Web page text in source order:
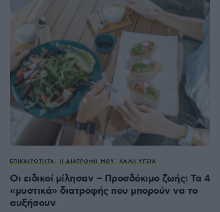
ΕΠΙΚΑΙΡΌΤΗΤΑ Η ΔΙΑΤΡΟΦΉ ΜΟΥ ΚΑΛΉ ΥΓΕΊΑ
Οι ειδικοί μίλησαν – Προσδόκιμο ζωής: Τα 4
«μυστικά» διατροφής που μπορούν να το
αυξήσουν